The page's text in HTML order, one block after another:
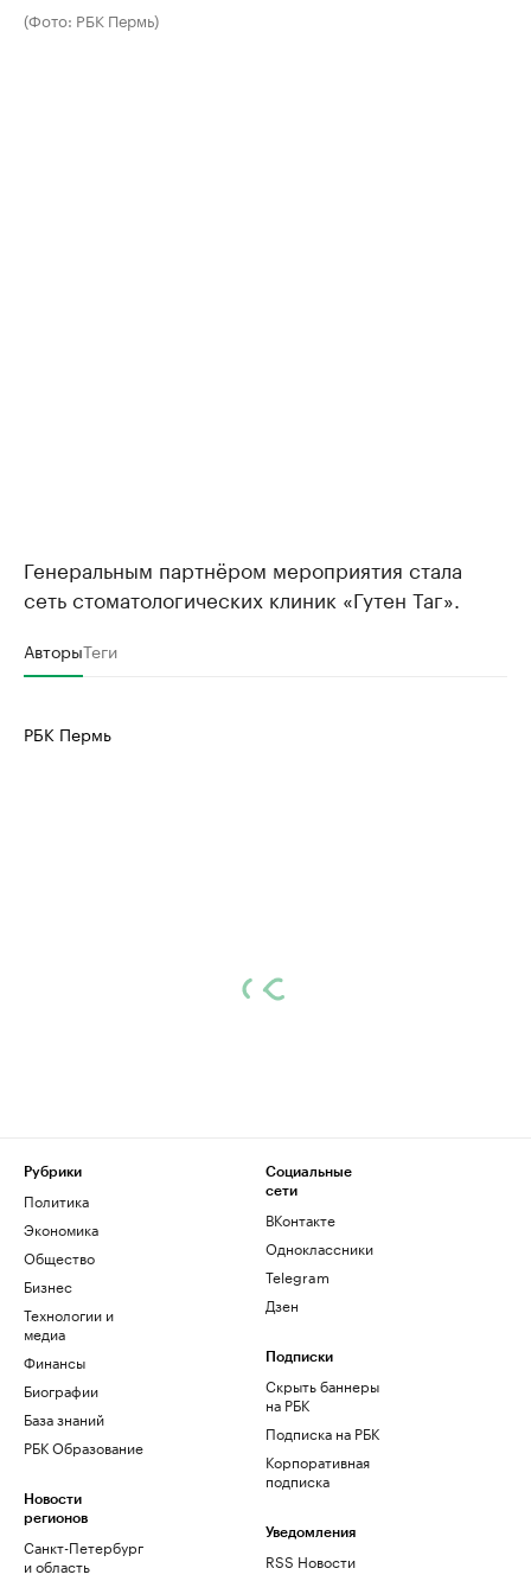
(Фото: РБК Пермь)
Генеральным партнёром мероприятия стала
сеть стоматологических клиник «Гутен Таг».
АвторыТеги
РБК Пермь
Рубрики
Политика
Экономика
Общество
Бизнес
Технологии и
медиа
Финансы
Биографии
База знаний
РБК Образование
Новости
регионов
Санкт-Петербург
и область
Социальные
сети
ВКонтакте
Одноклассники
Telegram
Дзен
Подписки
Скрыть баннеры
на РБК
Подписка на РБК
Корпоративная
подписка
Уведомления
RSS Новости